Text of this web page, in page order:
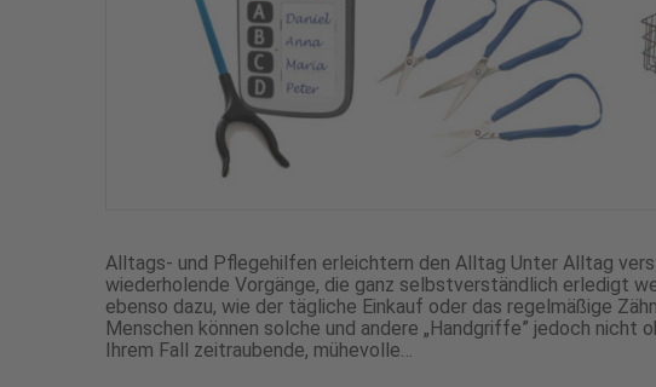
Alltags- und Pflegehilfen erleichtern den Alltag Unter Alltag
wiederholende Vorgänge, die ganz selbstverständlich erledigt
ebenso dazu, wie der tägliche Einkauf oder das regelmäßige
Menschen können solche und andere „Handgriffe” jedoch nicht
Ihrem Fall zeitraubende, mühevolle…